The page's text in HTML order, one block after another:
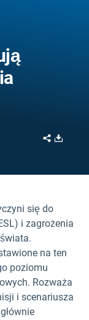
Share
się do
i zagrożenia
na ten
poziomu
Rozważa
i scenariusza